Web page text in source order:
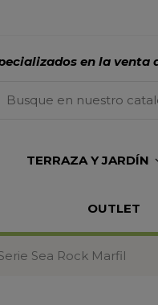
en la venta
TERRAZA Y JARDÍN
OUTLET
Sea Rock Marfil